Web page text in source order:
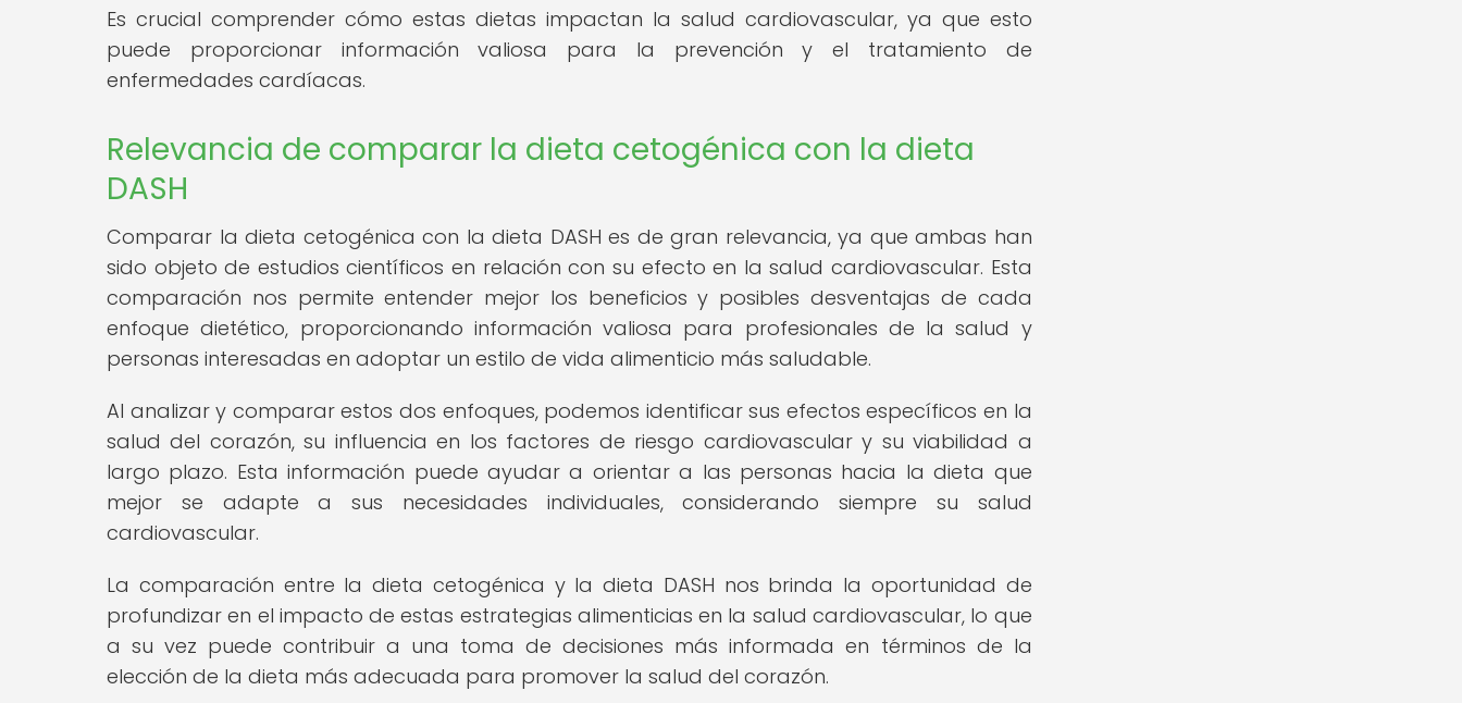
Es crucial comprender cómo estas dietas impactan la salud cardiovascular, ya que esto
puede proporcionar información valiosa para la prevención y el tratamiento de
enfermedades cardíacas.
Relevancia de comparar la dieta cetogénica con la dieta
DASH
Comparar la dieta cetogénica con la dieta DASH es de gran relevancia, ya que ambas han
sido objeto de estudios científicos en relación con su efecto en la salud cardiovascular. Esta
comparación nos permite entender mejor los beneficios y posibles desventajas de cada
enfoque dietético, proporcionando información valiosa para profesionales de la salud y
personas interesadas en adoptar un estilo de vida alimenticio más saludable.
Al analizar y comparar estos dos enfoques, podemos identificar sus efectos específicos en la
salud del corazón, su influencia en los factores de riesgo cardiovascular y su viabilidad a
largo plazo. Esta información puede ayudar a orientar a las personas hacia la dieta que
mejor se adapte a sus necesidades individuales, considerando siempre su salud
cardiovascular.
La comparación entre la dieta cetogénica y la dieta DASH nos brinda la oportunidad de
profundizar en el impacto de estas estrategias alimenticias en la salud cardiovascular, lo que
a su vez puede contribuir a una toma de decisiones más informada en términos de la
elección de la dieta más adecuada para promover la salud del corazón.